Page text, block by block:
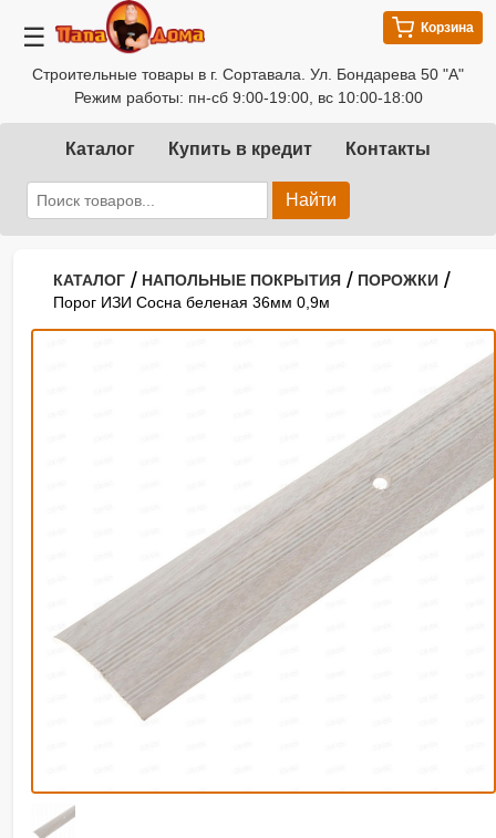
☰
Строительные товары в г. Сортавала. Ул. Бондарева 50 "А"
Режим работы: пн-сб 9:00-19:00, вс 10:00-18:00
Корзина
Каталог Купить в кредит Контакты
Найти
КАТАЛОГ / НАПОЛЬНЫЕ ПОКРЫТИЯ / ПОРОЖКИ /
Порог ИЗИ Сосна беленая 36мм 0,9м